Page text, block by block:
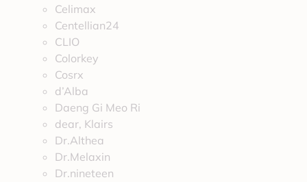
Celimax
Centellian24
CLIO
Colorkey
Cosrx
d’Alba
Daeng Gi Meo Ri
dear, Klairs
Dr.Althea
Dr.Melaxin
Dr.nineteen